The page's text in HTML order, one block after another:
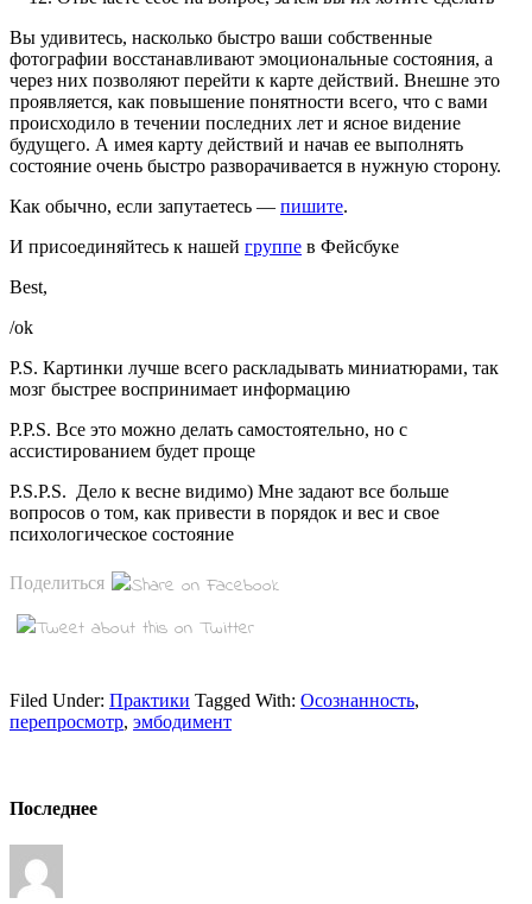
Вы удивитесь, насколько быстро ваши собственные
фотографии восстанавливают эмоциональные состояния, а
через них позволяют перейти к карте действий. Внешне это
проявляется, как повышение понятности всего, что с вами
происходило в течении последних лет и ясное видение
будущего. А имея карту действий и начав ее выполнять
состояние очень быстро разворачивается в нужную сторону.
Как обычно, если запутаетесь — пишите.
И присоединяйтесь к нашей группе в Фейсбуке
Best,
/ok
P.S. Картинки лучше всего раскладывать миниатюрами, так
мозг быстрее воспринимает информацию
P.P.S. Все это можно делать самостоятельно, но с
ассистированием будет проще
P.S.P.S. Дело к весне видимо) Мне задают все больше
вопросов о том, как привести в порядок и вес и свое
психологическое состояние
Поделиться
Filed Under: Практики Tagged With: Осознанность,
перепросмотр, эмбодимент
Последнее